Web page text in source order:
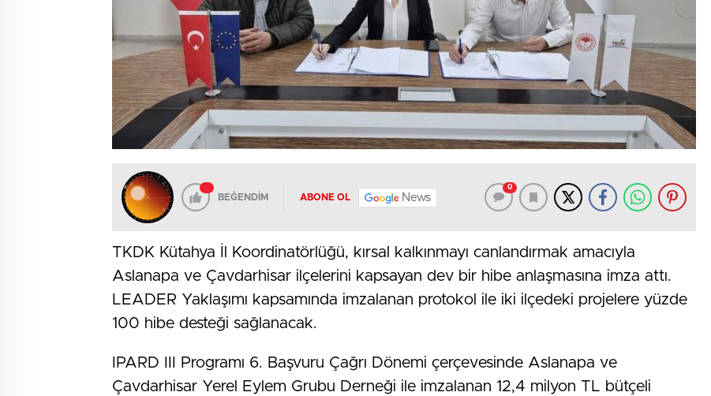
BEĞENDİM ABONE OL News
0
TKDK Kütahya İl Koordinatörlüğü, kırsal kalkınmayı canlandırmak amacıyla
Aslanapa ve Çavdarhisar ilçelerini kapsayan dev bir hibe anlaşmasına imza attı.
LEADER Yaklaşımı kapsamında imzalanan protokol ile iki ilçedeki projelere yüzde
100 hibe desteği sağlanacak.
IPARD III Programı 6. Başvuru Çağrı Dönemi çerçevesinde Aslanapa ve
Çavdarhisar Yerel Eylem Grubu Derneği ile imzalanan 12,4 milyon TL bütçeli